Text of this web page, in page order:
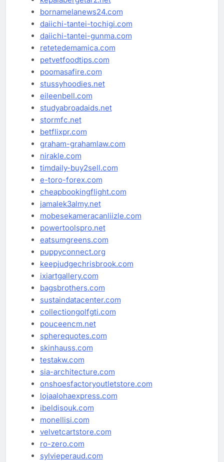
bornamelanews24.com
daiichi-tantei-tochigi.com
daiichi-tantei-gunma.com
retetedemamica.com
petvetfoodtips.com
poomasafire.com
stussyhoodies.net
eileenbell.com
studyabroadaids.net
stormfc.net
betflixpr.com
graham-grahamlaw.com
nirakle.com
timdaily-buy2sell.com
e-toro-forex.com
cheapbookingflight.com
jamalek3almy.net
mobesekameracanliizle.com
powertoolspro.net
eatsumgreens.com
puppyconnect.org
keepjudgechrisbrook.com
ixiartgallery.com
bagsbrothers.com
sustaindatacenter.com
collectiongolfgti.com
pouceencm.net
spherequotes.com
skinhauss.com
testakw.com
sia-architecture.com
onshoesfactoryoutletstore.com
lojaalohaexpress.com
ibeldisouk.com
monellisi.com
velvetcartstore.com
ro-zero.com
sylvieperaud.com